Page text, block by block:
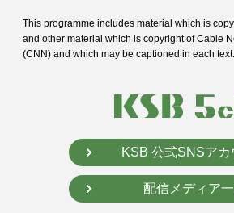
This programme includes material which is
and other material which is copyright of Cable
(CNN) and which may be captioned in each
KSB 公式SNSアカ
配信メディア